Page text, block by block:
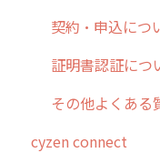
契約・申込につ
証明書認証につ
その他よくある
cyzen connect